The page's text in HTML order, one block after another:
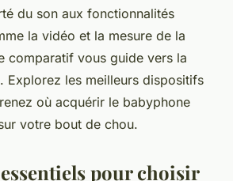
•2 min de lecture
du son aux fonctionnalités
la vidéo et la mesure de la
comparatif vous guide vers la
Explorez les meilleurs dispositifs
où acquérir le babyphone
votre bout de chou.
pour choisir